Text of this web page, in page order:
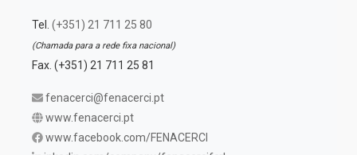
Tel. (+351) 21 711 25 80
(Chamada para a rede fixa nacional)
Fax. (+351) 21 711 25 81
fenacerci@fenacerci.pt
www.fenacerci.pt
www.facebook.com/FENACERCI